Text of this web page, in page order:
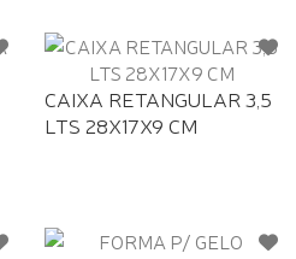
CAIXA RETANGULAR 3,5
LTS 28X17X9 CM